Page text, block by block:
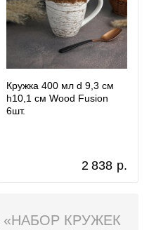
Кружка 400 мл d 9,3 см
h10,1 см Wood Fusion
6шт.
2 838 р.
«НАБОР КРУЖЕК